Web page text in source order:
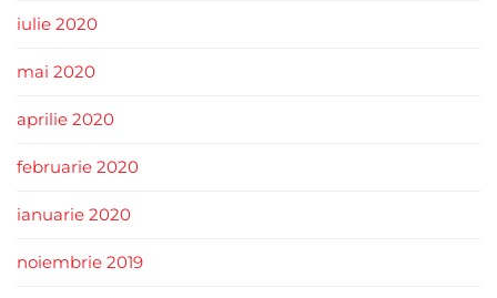
iulie 2020
mai 2020
aprilie 2020
februarie 2020
ianuarie 2020
noiembrie 2019